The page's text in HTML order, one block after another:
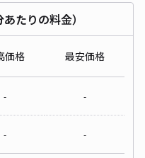
たりの料金）
価格 最安価格
- -
- -